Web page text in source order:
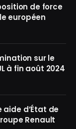
de force
européen
sur le
à fin août 2024
aide d’État de
Renault